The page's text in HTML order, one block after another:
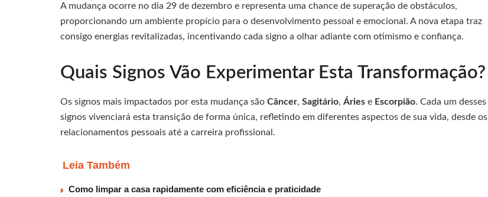
A mudança ocorre no dia 29 de dezembro e representa uma chance de superação de obstáculos,
proporcionando um ambiente propício para o desenvolvimento pessoal e emocional. A nova etapa traz
consigo energias revitalizadas, incentivando cada signo a olhar adiante com otimismo e confiança.
Quais Signos Vão Experimentar Esta Transformação?
Os signos mais impactados por esta mudança são Câncer, Sagitário, Áries e Escorpião. Cada um desses
signos vivenciará esta transição de forma única, refletindo em diferentes aspectos de sua vida, desde os
relacionamentos pessoais até a carreira profissional.
Leia Também
Como limpar a casa rapidamente com eficiência e praticidade